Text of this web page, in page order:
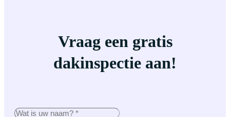
Vraag een gratis
dakinspectie aan!